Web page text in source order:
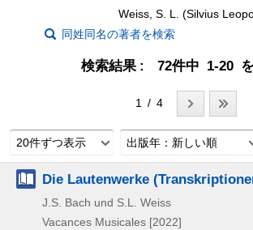
Weiss, S. L. (Silvius
同姓同名の著者を検索
検索結果 72件中 1-20
1 / 4
20件ずつ表示 出版年：新しい順
Die Lautenwerke
J.S. Bach und S.L. Weiss
Vacances Musicales [2022]